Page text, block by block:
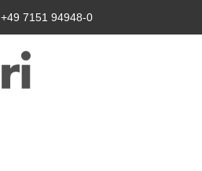
+49 7151 94948-0